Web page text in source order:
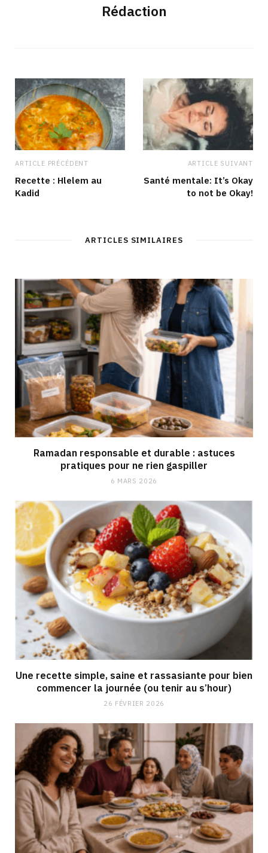
Rédaction
ARTICLE PRÉCÉDENT
Recette : Hlelem au
Kadid
ARTICLE SUIVANT
Santé mentale: It’s Okay
to not be Okay!
ARTICLES SIMILAIRES
Ramadan responsable et durable : astuces
pratiques pour ne rien gaspiller
6 MARS 2026
Une recette simple, saine et rassasiante pour bien
commencer la journée (ou tenir au s’hour)
26 FÉVRIER 2026